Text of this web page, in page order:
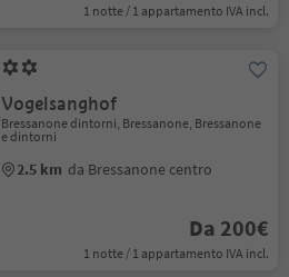
1 notte / 1 appartamento IVA incl.
Vogelsanghof
Bressanone dintorni, Bressanone, Bressanone
e dintorni
2.5 km da Bressanone centro
Da 200€
1 notte / 1 appartamento IVA incl.